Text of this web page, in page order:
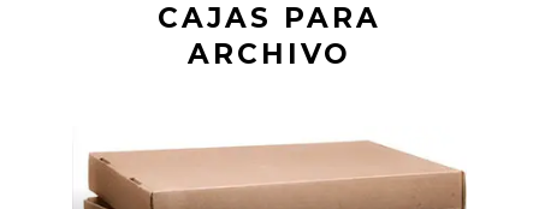
CAJAS PARA
ARCHIVO